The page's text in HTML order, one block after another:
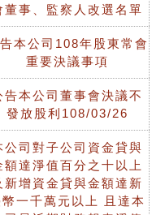
董事、監察人改選名單
本公司108年股東常會
重要決議事項
告本公司董事會決議不
發放股利108/03/26
公司對子公司資金貸與
額達淨值百分之十以上
新增資金貸與金額達新
幣一千萬元以上 且達本